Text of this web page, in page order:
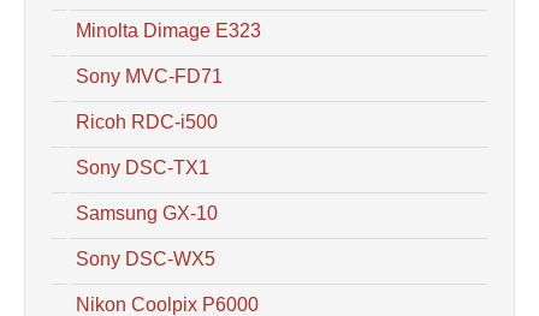
Minolta Dimage E323
Sony MVC-FD71
Ricoh RDC-i500
Sony DSC-TX1
Samsung GX-10
Sony DSC-WX5
Nikon Coolpix P6000